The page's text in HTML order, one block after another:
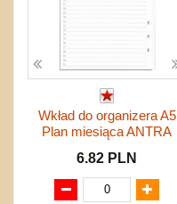
Wkład do organizera A5
Plan miesiąca ANTRA
6.82 PLN